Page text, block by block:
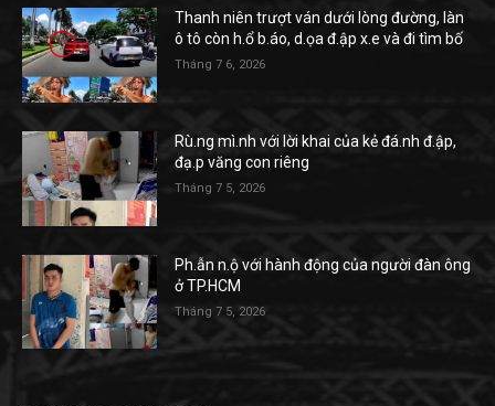
Thanh niên trượt ván dưới lòng đường, làn
ô tô còn h.ổ b.áo, d.ọa đ.ập x.e và đi tìm bố
Tháng 7 6, 2026
Rù.ng mì.nh với lời khai của kẻ đá.nh đ.ập,
đạ.p văng con riêng
Tháng 7 5, 2026
Ph.ẫn n.ộ với hành động của người đàn ông
ở TP.HCM
Tháng 7 5, 2026